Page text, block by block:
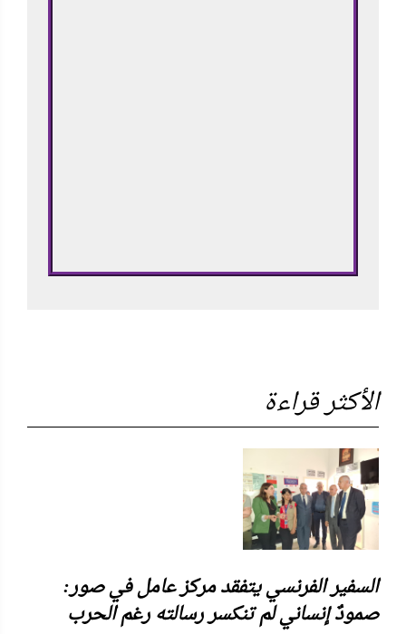
الأكثر قراءة
السفير الفرنسي يتفقد مركز عامل في صور:
صمودٌ إنساني لم تنكسر رسالته رغم الحرب